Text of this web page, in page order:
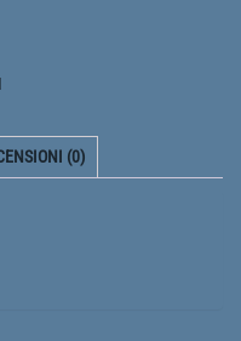
(0)